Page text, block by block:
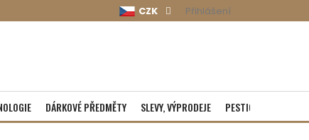
CZK Přihlášení
DÁRKOVÉ PŘEDMĚTY SLEVY, VÝPRODEJE PESTICIDY